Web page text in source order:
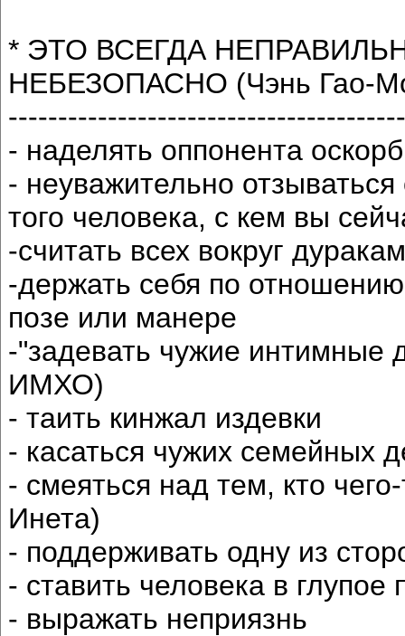
* ЭТО ВСЕГДА
НЕБЕЗОПАСНО (Чэнь Гао-
- наделять оппонента
- неуважительно
того человека, с кем вы
-считать всех вокруг
-держать себя по
позе или манере
-"задевать чужие интимные
ИМХО)
- таить кинжал издевки
- касаться чужих семейных
- смеяться над тем, кто
Инета)
- поддерживать одну из
- ставить человека в глупое
- выражать неприязнь